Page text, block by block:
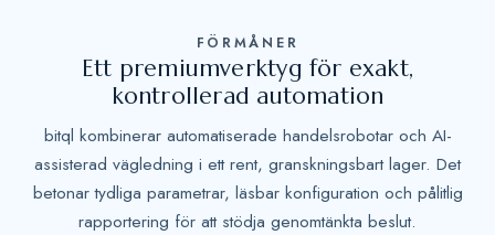
+
FÖRMÅNER
Ett premiumverktyg för exakt,
kontrollerad automation
bitql kombinerar automatiserade handelsrobotar och AI-
assisterad vägledning i ett rent, granskningsbart lager. Det
betonar tydliga parametrar, läsbar konfiguration och pålitlig
rapportering för att stödja genomtänkta beslut.